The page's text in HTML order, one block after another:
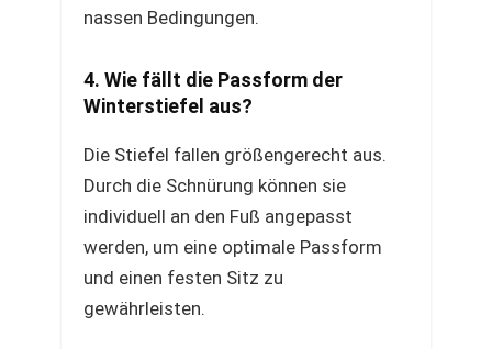
nassen Bedingungen.
4. Wie fällt die Passform der
Winterstiefel aus?
Die Stiefel fallen größengerecht aus.
Durch die Schnürung können sie
individuell an den Fuß angepasst
werden, um eine optimale Passform
und einen festen Sitz zu
gewährleisten.